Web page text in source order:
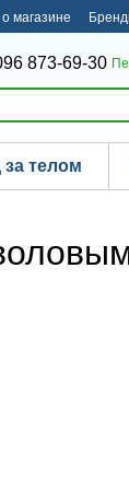
магазине
873-69-30
за телом